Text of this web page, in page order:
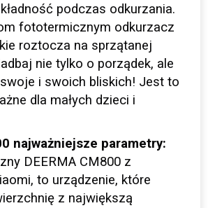
podczas odkurzania.
fototermicznym odkurzacz
roztocza na sprzątanej
nie tylko o porządek, ale
i swoich bliskich! Jest to
dla małych dzieci i
najważniejsze parametry:
DEERMA CM800 z
to urządzenie, które
z największą